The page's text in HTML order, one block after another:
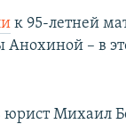
к 95-летней
– в
юрист Михаил